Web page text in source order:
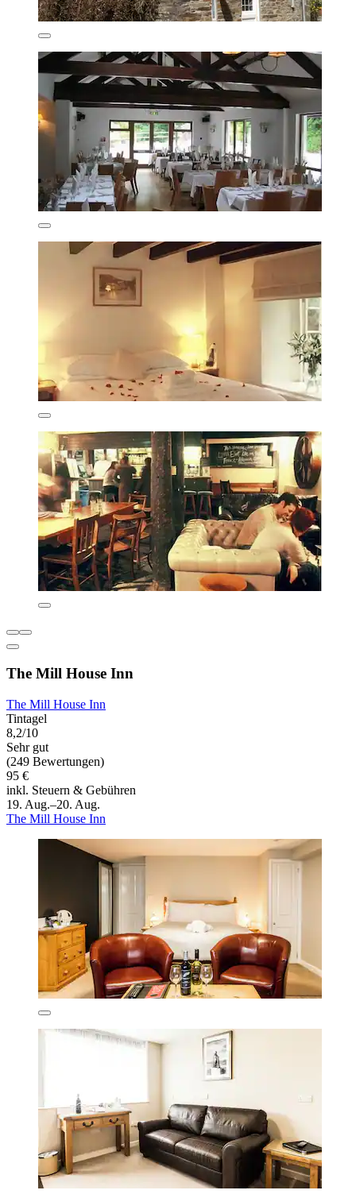
The Mill House Inn
The Mill House Inn
Tintagel
8,2/10
Sehr gut
(249 Bewertungen)
95 €
inkl. Steuern & Gebühren
19. Aug.–20. Aug.
The Mill House Inn